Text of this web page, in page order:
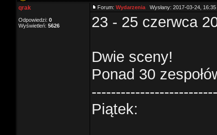
qrak
Odpowiedzi: 0
Wyświetleń: 5626
Forum: Wydarzenia Wysłany: 2017-03-24,
23 - 25 czerwca
Dwie sceny!
Ponad 30
Piątek: